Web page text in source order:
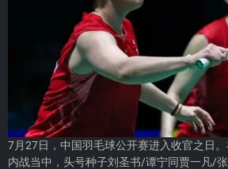
7月27日，中国羽毛球公开赛进入收官之日
内战当中，头号种子刘圣书/谭宁同贾一凡/